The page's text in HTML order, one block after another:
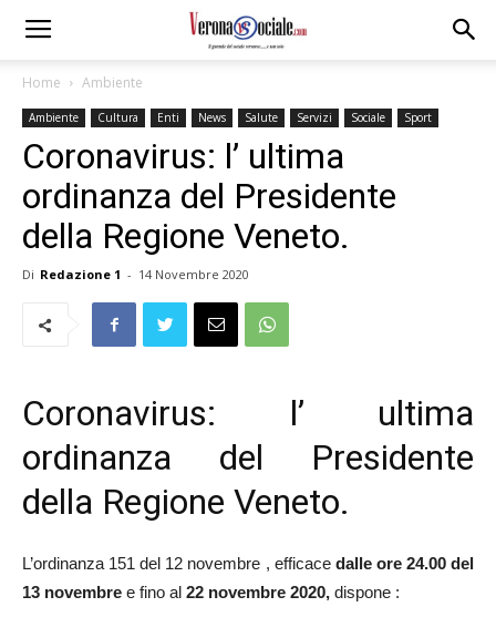
Home Ambiente
Ambiente Cultura Enti News Salute Servizi Sociale Sport
Coronavirus: l’ ultima
ordinanza del Presidente
della Regione Veneto.
Di Redazione 1 - 14 Novembre 2020
Coronavirus: l’ ultima
ordinanza del Presidente
della Regione Veneto.
L’ordinanza 151 del 12 novembre , efficace dalle ore 24.00 del
13 novembre e fino al 22 novembre 2020, dispone :